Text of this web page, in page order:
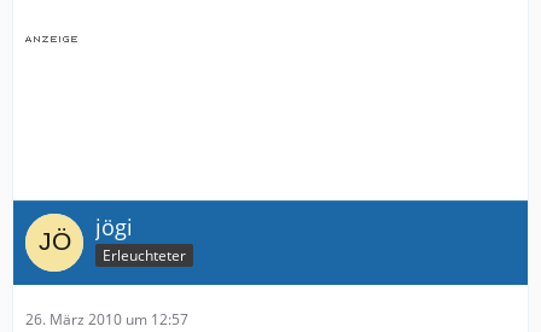
jögi
Erleuchteter
26. März 2010 um 12:57